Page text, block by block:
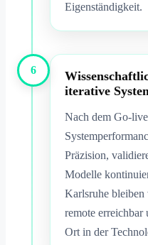
Eigenständigkeit.
6
iterative
Nach dem Go-
Präzision,
Modelle
Karlsruhe bleiben
remote
Ort in der